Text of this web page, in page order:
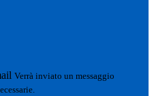
Verrà inviato un messaggio